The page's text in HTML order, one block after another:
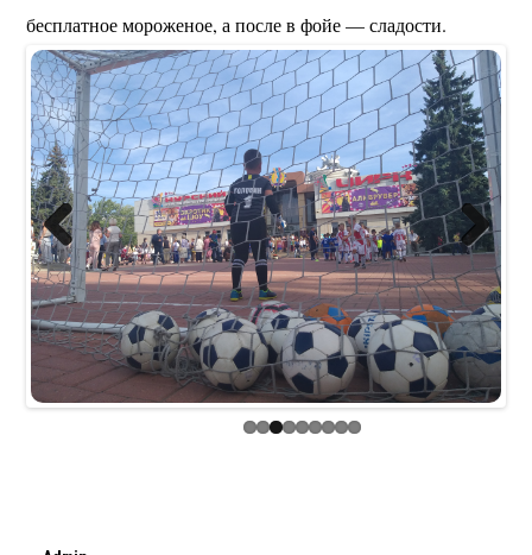
бесплатное мороженое, а после в фойе — сладости.
Previous Next